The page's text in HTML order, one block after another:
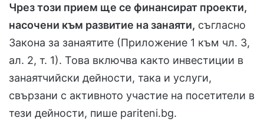
Чрез този прием ще се финансират проекти,
насочени към развитие на занаяти, съгласно
Закона за занаятите (Приложение 1 към чл. 3,
ал. 2, т. 1). Това включва както инвестиции в
занаятчийски дейности, така и услуги,
свързани с активното участие на посетители в
тези дейности, пише pariteni.bg.